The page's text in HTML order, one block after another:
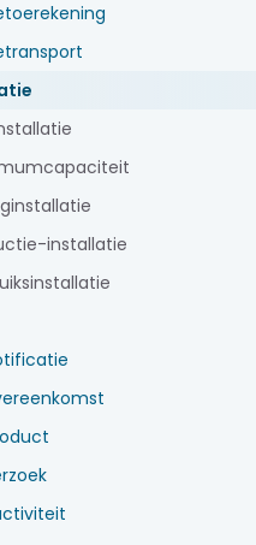
installatie